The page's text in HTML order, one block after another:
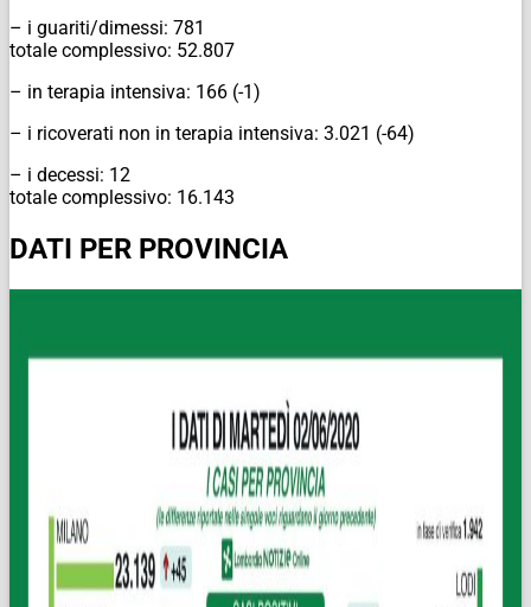
– i guariti/dimessi: 781
totale complessivo: 52.807
– in terapia intensiva: 166 (-1)
– i ricoverati non in terapia intensiva: 3.021 (-64)
– i decessi: 12
totale complessivo: 16.143
DATI PER PROVINCIA